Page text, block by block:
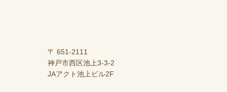
〒 651-2111
神戸市西区池上3-3-2
JAアクト池上ビル2F